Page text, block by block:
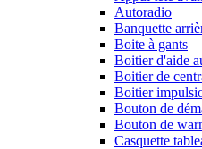
Autoradio
Banquette
Boite à gants
Boitier d'aide
Boitier de
Boitier
Bouton de
Bouton de
Casquette